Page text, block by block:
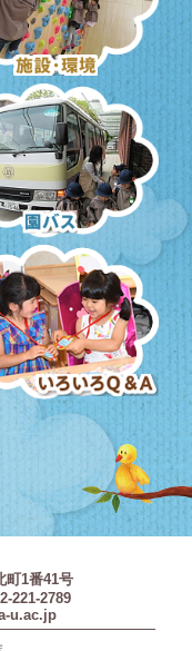
境
送迎
Q＆A
町1番41号
221-2789
u.ac.jp